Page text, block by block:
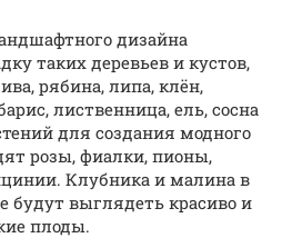
дизайна
таких деревьев и кустов,
рябина, липа, клён,
лиственница, ель, сосна
для создания модного
розы, фиалки, пионы,
Клубника и малина в
будут выглядеть красиво и
плоды.